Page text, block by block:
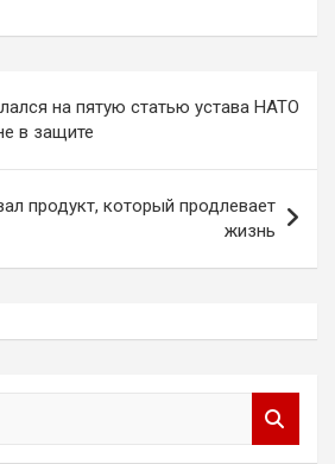
на пятую статью устава НАТО
в защите
продукт, который продлевает
жизнь